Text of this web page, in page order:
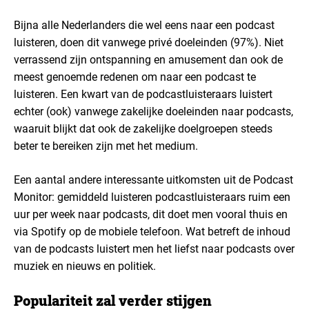
Bijna alle Nederlanders die wel eens naar een podcast
luisteren, doen dit vanwege privé doeleinden (97%). Niet
verrassend zijn ontspanning en amusement dan ook de
meest genoemde redenen om naar een podcast te
luisteren. Een kwart van de podcastluisteraars luistert
echter (ook) vanwege zakelijke doeleinden naar podcasts,
waaruit blijkt dat ook de zakelijke doelgroepen steeds
beter te bereiken zijn met het medium.
Een aantal andere interessante uitkomsten uit de Podcast
Monitor: gemiddeld luisteren podcastluisteraars ruim een
uur per week naar podcasts, dit doet men vooral thuis en
via Spotify op de mobiele telefoon. Wat betreft de inhoud
van de podcasts luistert men het liefst naar podcasts over
muziek en nieuws en politiek.
Populariteit zal verder stijgen